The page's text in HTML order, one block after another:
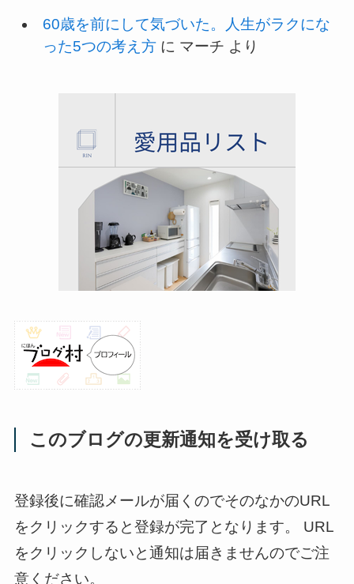
60歳を前にして気づいた。人生がラクにな
った5つの考え方 に マーチ より
このブログの更新通知を受け取る
登録後に確認メールが届くのでそのなかのURL
をクリックすると登録が完了となります。 URL
をクリックしないと通知は届きませんのでご注
意ください。